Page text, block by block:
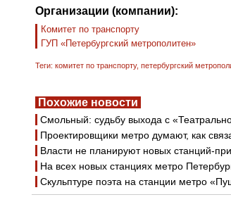
Организации (компании):
Комитет по транспорту
ГУП «Петербургский метрополитен»
Теги: комитет по транспорту, петербургский
Похожие новости
Смольный: судьбу выхода с
Проектировщики метро думают, как
Власти не планируют новых станций-
На всех новых станциях метро
Скульптуре поэта на станции метро